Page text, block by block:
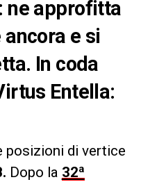
ne approfitta
e si
In coda
Entella:
posizioni di vertice
Dopo la 32ª